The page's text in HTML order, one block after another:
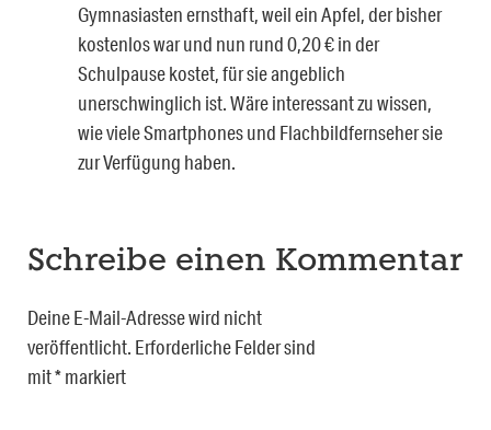
Gymnasiasten ernsthaft, weil ein Apfel, der bisher
kostenlos war und nun rund 0,20 € in der
Schulpause kostet, für sie angeblich
unerschwinglich ist. Wäre interessant zu wissen,
wie viele Smartphones und Flachbildfernseher sie
zur Verfügung haben.
Schreibe einen Kommentar
Deine E-Mail-Adresse wird nicht
veröffentlicht. Erforderliche Felder sind
mit*markiert